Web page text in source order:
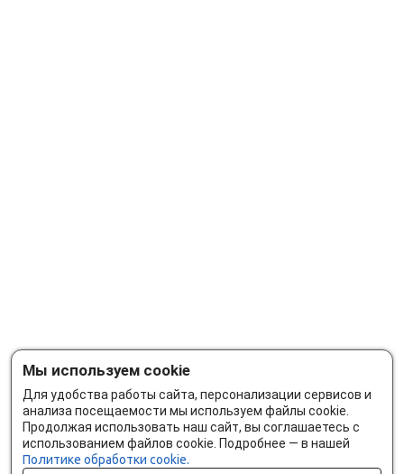
Мы используем cookie
Для удобства работы сайта, персонализации сервисов и
анализа посещаемости мы используем файлы cookie.
Продолжая использовать наш сайт, вы соглашаетесь с
использованием файлов cookie. Подробнее — в нашей
Политике обработки cookie.